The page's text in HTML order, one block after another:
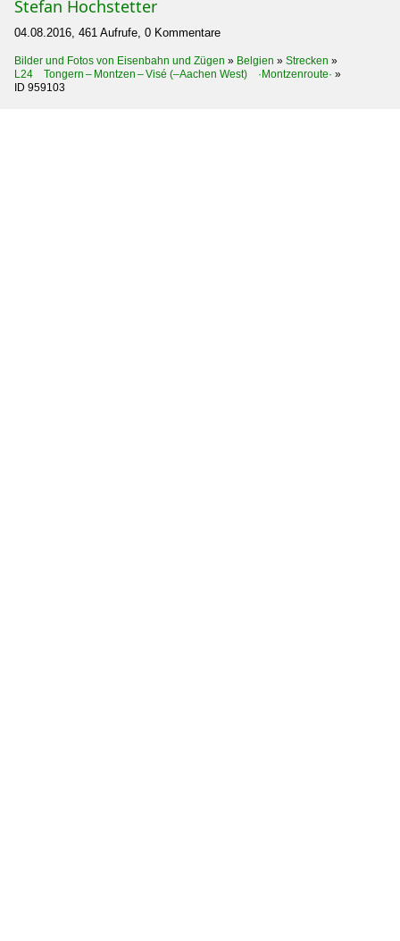
Stefan Hochstetter
04.08.2016, 461 Aufrufe, 0 Kommentare
Bilder und Fotos von Eisenbahn und Zügen » Belgien » Strecken »
L24 Tongern – Montzen – Visé (–Aachen West) ·Montzenroute· »
ID 959103